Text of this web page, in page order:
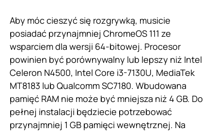
Aby móc cieszyć się rozgrywką, musicie
posiadać przynajmniej ChromeOS 111 ze
wsparciem dla wersji 64-bitowej. Procesor
powinien być porównywalny lub lepszy niż Intel
Celeron N4500, Intel Core i3-7130U, MediaTek
MT8183 lub Qualcomm SC7180. Wbudowana
pamięć RAM nie może być mniejsza niż 4 GB. Do
pełnej instalacji będziecie potrzebować
przynajmniej 1 GB pamięci wewnętrznej. Na